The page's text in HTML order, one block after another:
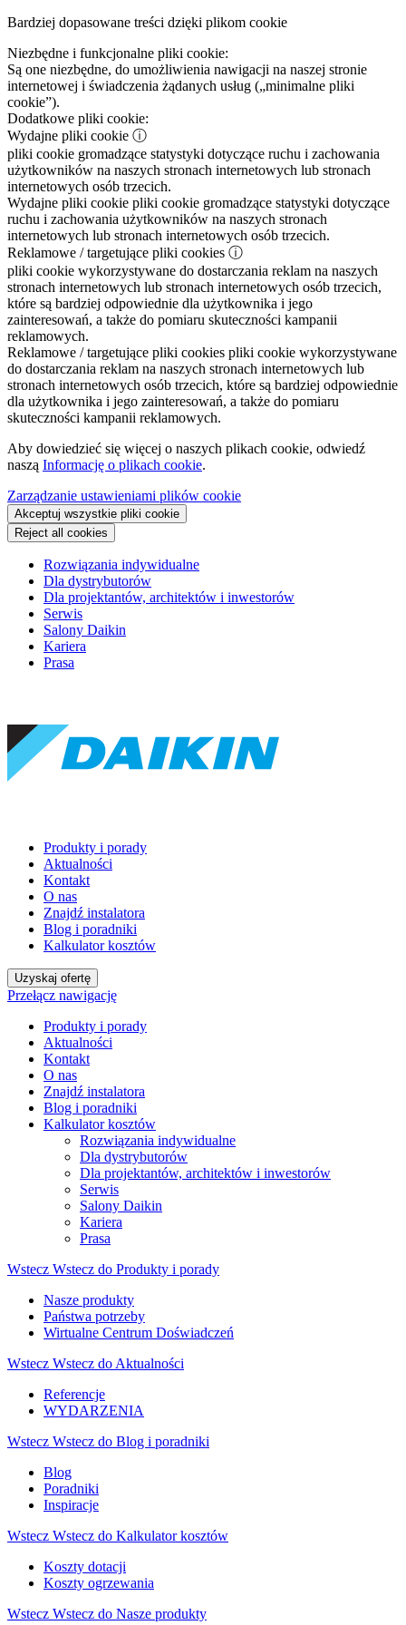
Bardziej dopasowane treści dzięki plikom cookie
Niezbędne i funkcjonalne pliki cookie:
Są one niezbędne, do umożliwienia nawigacji na naszej stronie
internetowej i świadczenia żądanych usług („minimalne pliki
cookie”).
Dodatkowe pliki cookie:
Wydajne pliki cookie ⓘ
pliki cookie gromadzące statystyki dotyczące ruchu i zachowania
użytkowników na naszych stronach internetowych lub stronach
internetowych osób trzecich.
Wydajne pliki cookie pliki cookie gromadzące statystyki dotyczące
ruchu i zachowania użytkowników na naszych stronach
internetowych lub stronach internetowych osób trzecich.
Reklamowe / targetujące pliki cookies ⓘ
pliki cookie wykorzystywane do dostarczania reklam na naszych
stronach internetowych lub stronach internetowych osób trzecich,
które są bardziej odpowiednie dla użytkownika i jego
zainteresowań, a także do pomiaru skuteczności kampanii
reklamowych.
Reklamowe / targetujące pliki cookies pliki cookie wykorzystywane
do dostarczania reklam na naszych stronach internetowych lub
stronach internetowych osób trzecich, które są bardziej odpowiednie
dla użytkownika i jego zainteresowań, a także do pomiaru
skuteczności kampanii reklamowych.
Aby dowiedzieć się więcej o naszych plikach cookie, odwiedź
naszą Informację o plikach cookie.
Zarządzanie ustawieniami plików cookie
Akceptuj wszystkie pliki cookie
Reject all cookies
Rozwiązania indywidualne
Dla dystrybutorów
Dla projektantów, architektów i inwestorów
Serwis
Salony Daikin
Kariera
Prasa
Produkty i porady
Aktualności
Kontakt
O nas
Znajdź instalatora
Blog i poradniki
Kalkulator kosztów
Uzyskaj ofertę
Przełącz nawigację
Produkty i porady
Aktualności
Kontakt
O nas
Znajdź instalatora
Blog i poradniki
Kalkulator kosztów
Rozwiązania indywidualne
Dla dystrybutorów
Dla projektantów, architektów i inwestorów
Serwis
Salony Daikin
Kariera
Prasa
Wstecz Wstecz do Produkty i porady
Nasze produkty
Państwa potrzeby
Wirtualne Centrum Doświadczeń
Wstecz Wstecz do Aktualności
Referencje
WYDARZENIA
Wstecz Wstecz do Blog i poradniki
Blog
Poradniki
Inspiracje
Wstecz Wstecz do Kalkulator kosztów
Koszty dotacji
Koszty ogrzewania
Wstecz Wstecz do Nasze produkty